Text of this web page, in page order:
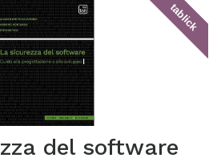
tablick
del software